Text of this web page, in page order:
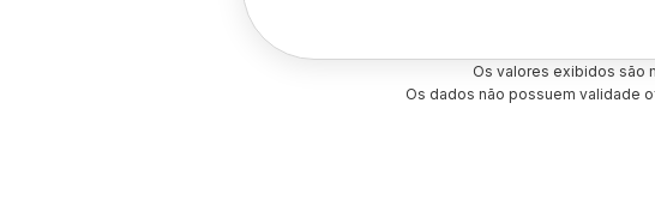
Os valores exibidos são
Os dados não possuem validade